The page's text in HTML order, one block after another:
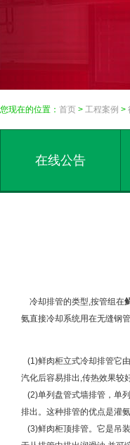
您现在的位置： 首页 > 工程案例 >
在线公告
冷却排管的类型,按管组在
氨直接冷却系统用在无缝钢
(1)鲜肉柜立式冷却排管它
汽化后容易排出,传热效果
(2)单列盘管式墙排管，单
排出。这种排管的优点是
(3)鲜肉柜顶排管。它是吊